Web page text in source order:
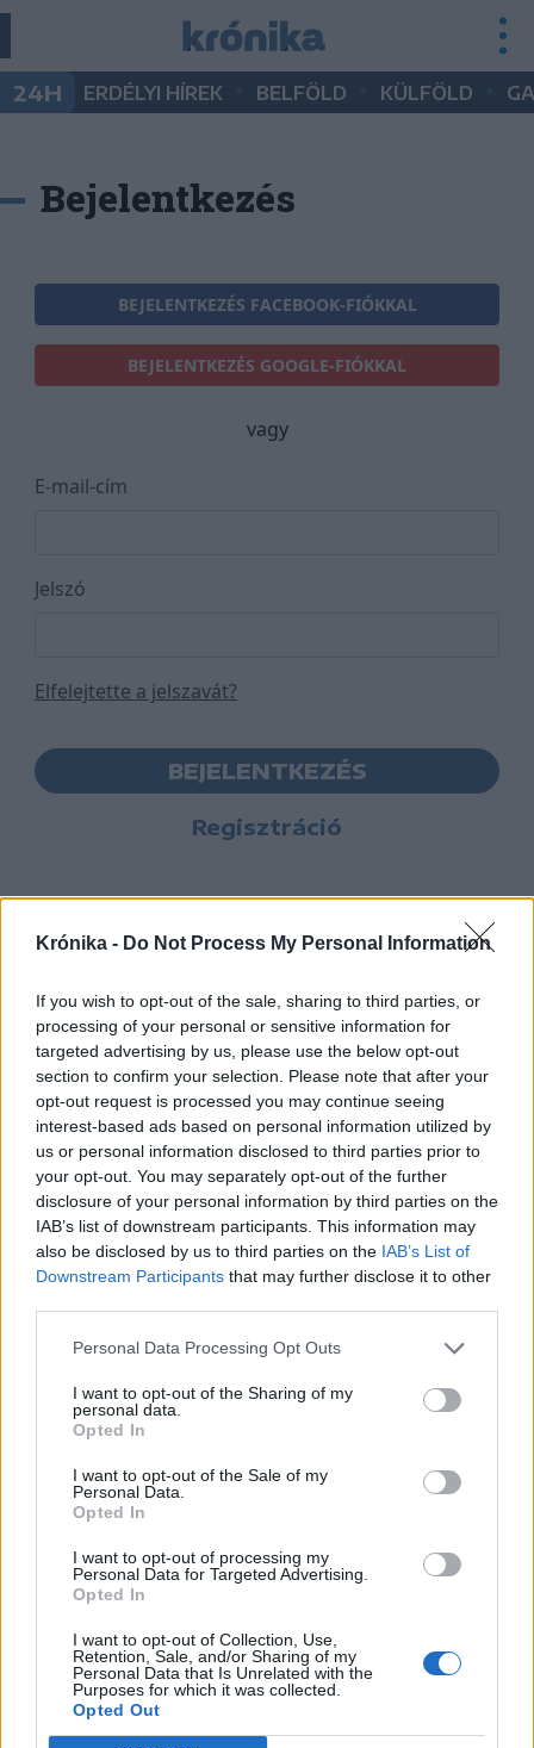
Krónika - Do Not Process My Personal Information
If you wish to opt-out of the sale, sharing to third parties, or
processing of your personal or sensitive information for
targeted advertising by us, please use the below opt-out
section to confirm your selection. Please note that after your
opt-out request is processed you may continue seeing
interest-based ads based on personal information utilized by
us or personal information disclosed to third parties prior to
your opt-out. You may separately opt-out of the further
disclosure of your personal information by third parties on the
IAB’s list of downstream participants. This information may
also be disclosed by us to third parties on the IAB’s List of
Downstream Participants that may further disclose it to other
Personal Data Processing Opt Outs
I want to opt-out of the Sharing of my
personal data.
Opted In
I want to opt-out of the Sale of my
Personal Data.
Opted In
I want to opt-out of processing my
Personal Data for Targeted Advertising.
Opted In
I want to opt-out of Collection, Use,
Retention, Sale, and/or Sharing of my
Personal Data that Is Unrelated with the
Purposes for which it was collected.
Opted Out
24H ERDÉLYI HÍREK BELFÖLD KÜLFÖLD
Bejelentkezés
BEJELENTKEZÉS FACEBOOK-FIÓKKAL
BEJELENTKEZÉS GOOGLE-FIÓKKAL
vagy
E-mail-cím
Jelszó
Elfelejtette a jelszavát?
BEJELENTKEZÉS
Regisztráció
Hasznos
Impresszum
Szerzői jogok
Adatvédelmi tájékoztató
Cookie-kezelési tájékoztató
Nyomtatott lapjaink archívuma
Médiaajánlat
Sütibeállítások
Médiatér
Székely Sport
Liget
Bihari Napló